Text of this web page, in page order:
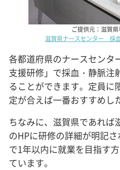
ご提供元：滋賀
滋賀県ナースセンター 採
各都道府県のナースセンタ
支援研修」で採血・静脈注
ることができます。定員に
定が合えば一番おすすめし
ちなみに、滋賀県であれば
のHPに研修の詳細が明記
で1年以内に就業を目指す
ています。